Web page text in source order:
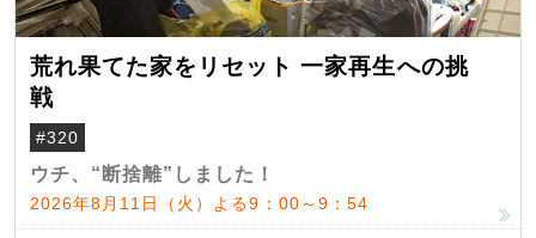
荒れ果てた家をリセット 一家再生への挑
戦
#320
ウチ、“断捨離”しました！
2026年8月11日（火）よる9：00～9：54